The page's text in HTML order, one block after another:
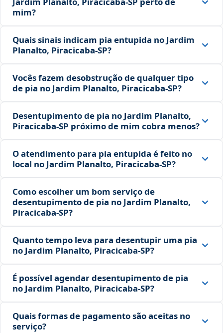
mim?
Quais sinais indicam pia entupida no Jardim
Planalto, Piracicaba‑SP?
Vocês fazem desobstrução de qualquer tipo
de pia no Jardim Planalto, Piracicaba‑SP?
Desentupimento de pia no Jardim Planalto,
Piracicaba‑SP próximo de mim cobra menos?
O atendimento para pia entupida é feito no
local no Jardim Planalto, Piracicaba‑SP?
Como escolher um bom serviço de
desentupimento de pia no Jardim Planalto,
Piracicaba‑SP?
Quanto tempo leva para desentupir uma pia
no Jardim Planalto, Piracicaba‑SP?
É possível agendar desentupimento de pia
no Jardim Planalto, Piracicaba‑SP?
Quais formas de pagamento são aceitas no
serviço?